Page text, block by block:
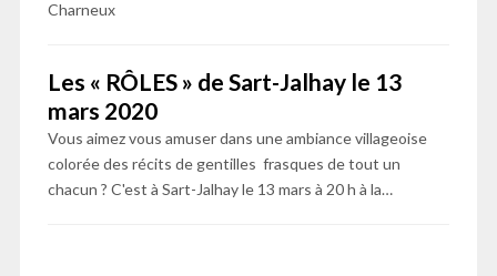
Charneux
Les « RÔLES » de Sart-Jalhay le 13
mars 2020
Vous aimez vous amuser dans une ambiance villageoise
colorée des récits de gentilles frasques de tout un
chacun ? C'est à Sart-Jalhay le 13 mars à 20 h à la…